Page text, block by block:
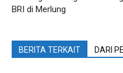
BRI di Merlung
BERITA TERKAIT DARI